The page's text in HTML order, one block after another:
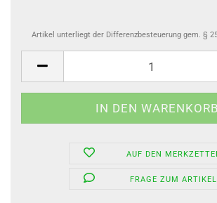
Artikel unterliegt der Differenzbesteuerung gem. §
AUF DEN
FRAGE ZUM ARTIKEL